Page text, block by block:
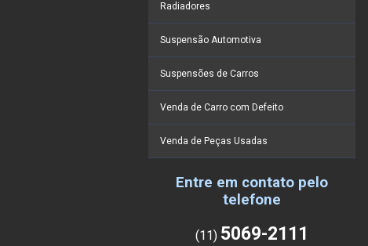
Radiadores
Suspensão Automotiva
Suspensões de Carros
Venda de Carro com Defeito
Venda de Peças Usadas
Entre em contato pelo
telefone
(11) 5069-2111